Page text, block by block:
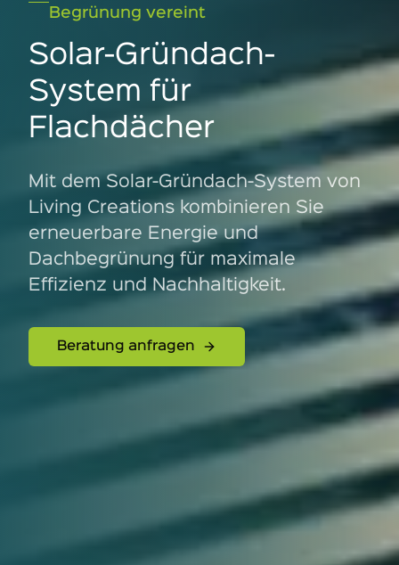
Begrünung vereint
Solar-Gründach-
System für
Flachdächer
Mit dem Solar-Gründach-System von
Living Creations kombinieren Sie
erneuerbare Energie und
Dachbegrünung für maximale
Effizienz und Nachhaltigkeit.
Beratung anfragen